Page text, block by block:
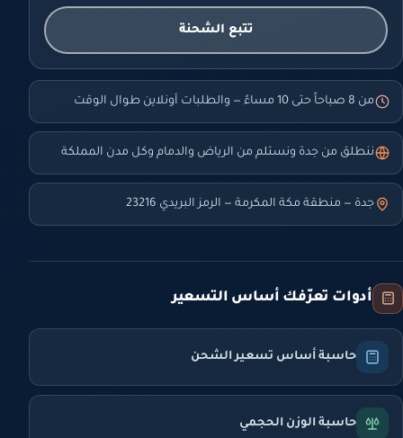
تتبع الشحنة
من 8 صباحاً حتى 10 مساءً — والطلبات أونلاين طوال الوقت
ننطلق من جدة ونستلم من الرياض والدمام وكل مدن المملكة
جدة — منطقة مكة المكرمة — الرمز البريدي 23216
أدوات تعرّفك أساس التسعير
حاسبة أساس تسعير الشحن
حاسبة الوزن الحجمي